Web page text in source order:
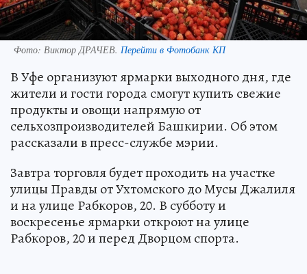
Фото: Виктор ДРАЧЕВ. Перейти в Фотобанк КП
В Уфе организуют ярмарки выходного дня, где
жители и гости города смогут купить свежие
продукты и овощи напрямую от
сельхозпроизводителей Башкирии. Об этом
рассказали в пресс-службе мэрии.
Завтра торговля будет проходить на участке
улицы Правды от Ухтомского до Мусы Джалиля
и на улице Рабкоров, 20. В субботу и
воскресенье ярмарки откроют на улице
Рабкоров, 20 и перед Дворцом спорта.